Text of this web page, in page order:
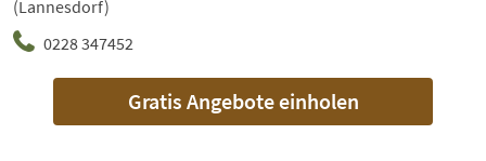
0228 347452
(Lannesdorf)
Gratis Angebote einholen